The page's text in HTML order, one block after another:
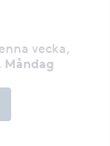
vecka,
Måndag